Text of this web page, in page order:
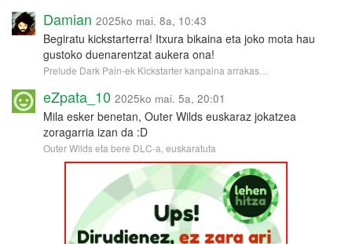
Damian 2025ko mai. 8a, 10:43
Begiratu kickstarterra! Itxura bikaina eta joko mota hau
gustoko duenarentzat aukera ona!
Prelude Dark Pain-ek Kickstarter kanpaina arrakas…
eZpata_10 2025ko mai. 5a, 20:01
Mila esker benetan, Outer Wilds euskaraz jokatzea
zoragarria izan da :D
Outer Wilds eta bere DLC-a, euskaratuta